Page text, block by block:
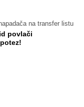
na transfer listu
povlači